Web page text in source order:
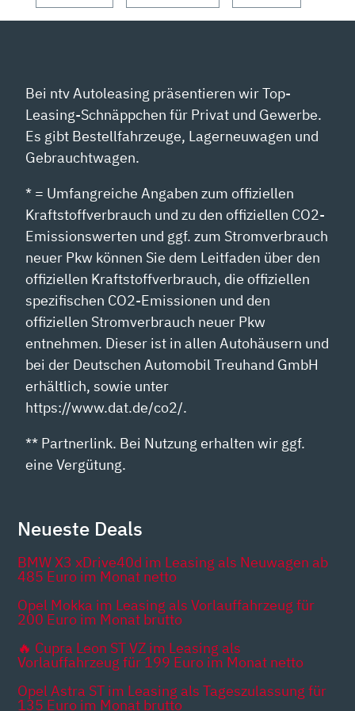
Bei ntv Autoleasing präsentieren wir Top-
Leasing-Schnäppchen für Privat und Gewerbe.
Es gibt Bestellfahrzeuge, Lagerneuwagen und
Gebrauchtwagen.
* = Umfangreiche Angaben zum offiziellen
Kraftstoffverbrauch und zu den offiziellen CO2-
Emissionswerten und ggf. zum Stromverbrauch
neuer Pkw können Sie dem Leitfaden über den
offiziellen Kraftstoffverbrauch, die offiziellen
spezifischen CO2-Emissionen und den
offiziellen Stromverbrauch neuer Pkw
entnehmen. Dieser ist in allen Autohäusern und
bei der Deutschen Automobil Treuhand GmbH
erhältlich, sowie unter
https://www.dat.de/co2/.
** Partnerlink. Bei Nutzung erhalten wir ggf.
eine Vergütung.
Neueste Deals
BMW X3 xDrive40d im Leasing als Neuwagen ab
485 Euro im Monat netto
Opel Mokka im Leasing als Vorlauffahrzeug für
200 Euro im Monat brutto
🔥 Cupra Leon ST VZ im Leasing als
Vorlauffahrzeug für 199 Euro im Monat netto
Opel Astra ST im Leasing als Tageszulassung für
135 Euro im Monat brutto